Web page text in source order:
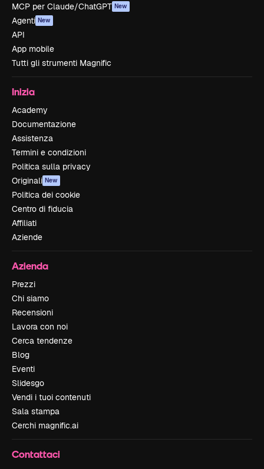
MCP per Claude/ChatGPT New
Agenti New
API
App mobile
Tutti gli strumenti Magnific
Inizia
Academy
Documentazione
Assistenza
Termini e condizioni
Politica sulla privacy
Originali New
Politica dei cookie
Centro di fiducia
Affiliati
Aziende
Azienda
Prezzi
Chi siamo
Recensioni
Lavora con noi
Cerca tendenze
Blog
Eventi
Slidesgo
Vendi i tuoi contenuti
Sala stampa
Cerchi magnific.ai
Contattaci